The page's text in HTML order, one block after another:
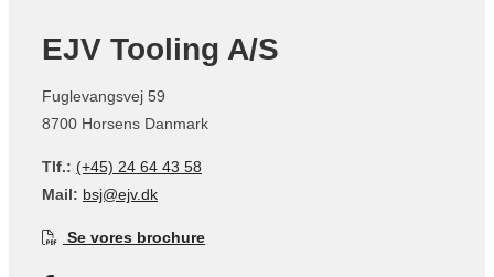
EJV Tooling A/S
Fuglevangsvej 59
8700 Horsens Danmark
Tlf.: (+45) 24 64 43 58
Mail: bsj@ejv.dk
Se vores brochure